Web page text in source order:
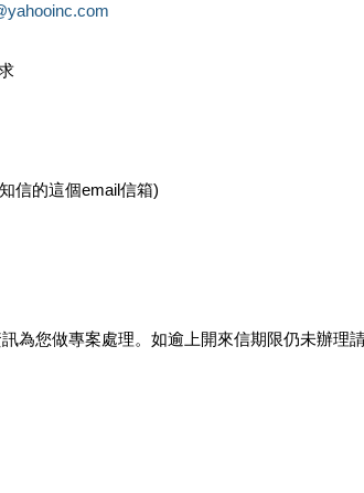
信的這個email信箱)
為您做專案處理。如逾上開來信期限仍未辦理